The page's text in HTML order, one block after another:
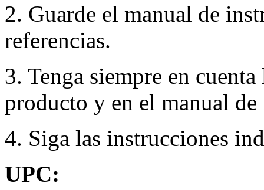
2. Guarde el manual de
referencias.
3. Tenga siempre en
producto y en el manual
4. Siga las instrucciones
UPC: